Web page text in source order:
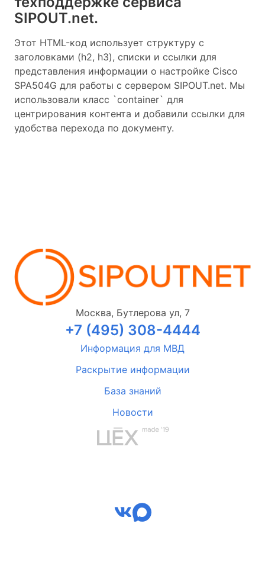
SIPOUT.net.
Этот HTML-код использует структуру с
заголовками (h2, h3), списки и ссылки для
представления информации о настройке Cisco
SPA504G для работы с сервером SIPOUT.net. Мы
использовали класс `container` для
центрирования контента и добавили ссылки для
удобства перехода по документу.
Москва, Бутлерова ул, 7
+7 (495) 308-4444
Информация для МВД
Раскрытие информации
База знаний
Новости